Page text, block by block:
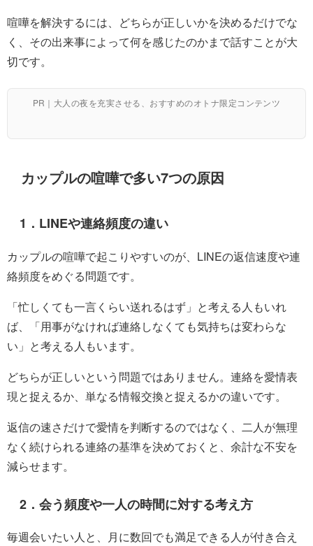
喧嘩を解決するには、どちらが正しいかを決めるだけでな
く、その出来事によって何を感じたのかまで話すことが大
切です。
PR｜大人の夜を充実させる、おすすめのオトナ限定コンテンツ
カップルの喧嘩で多い7つの原因
1．LINEや連絡頻度の違い
カップルの喧嘩で起こりやすいのが、LINEの返信速度や連
絡頻度をめぐる問題です。
「忙しくても一言くらい送れるはず」と考える人もいれ
ば、「用事がなければ連絡しなくても気持ちは変わらな
い」と考える人もいます。
どちらが正しいという問題ではありません。連絡を愛情表
現と捉えるか、単なる情報交換と捉えるかの違いです。
返信の速さだけで愛情を判断するのではなく、二人が無理
なく続けられる連絡の基準を決めておくと、余計な不安を
減らせます。
2．会う頻度や一人の時間に対する考え方
毎週会いたい人と、月に数回でも満足できる人が付き合え